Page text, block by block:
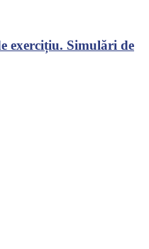
exercițiu. Simulări de